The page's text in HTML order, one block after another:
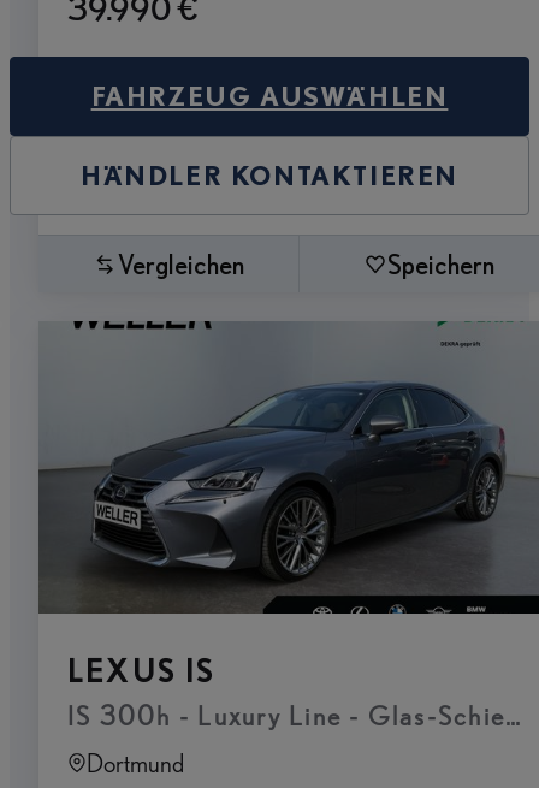
FAHRZEUG AUSWÄHLEN
HÄNDLER KONTAKTIEREN
Vergleichen Speichern
LEXUS IS
IS 300h - Luxury Line - Glas-
Dortmund